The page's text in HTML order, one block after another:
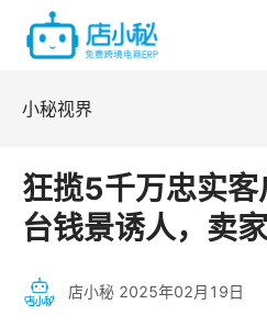
小秘视界
狂揽5千万忠实
台钱景诱人，卖
店小秘 2025年02月19日